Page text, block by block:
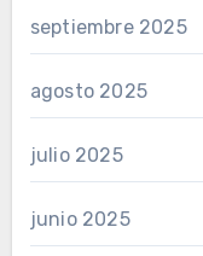
septiembre 2025
agosto 2025
julio 2025
junio 2025